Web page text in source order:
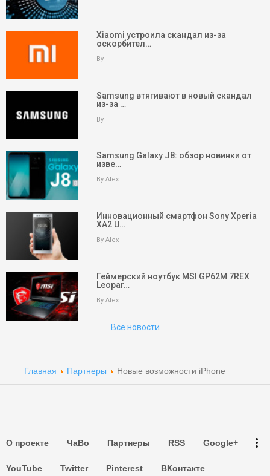
Xiaomi устроила скандал из-за
оскорбител…
By
Samsung втягивают в новый скандал
из-за …
By
Samsung Galaxy J8: обзор новинки от
изве…
By Alex
Инновационный смартфон Sony Xperia
XA2 U…
By Alex
Геймерский ноутбук MSI GP62M 7REX
Leopar…
By Alex
Все новости
Главная Партнеры Новые возможности iPhone
О проекте ЧаВо Партнеры RSS Google+
YouTube Twitter Pinterest ВКонтакте
more_vert
Партнеры